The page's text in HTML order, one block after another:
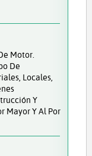
Motor.
De
Locales,
Y
Mayor Y Al Por